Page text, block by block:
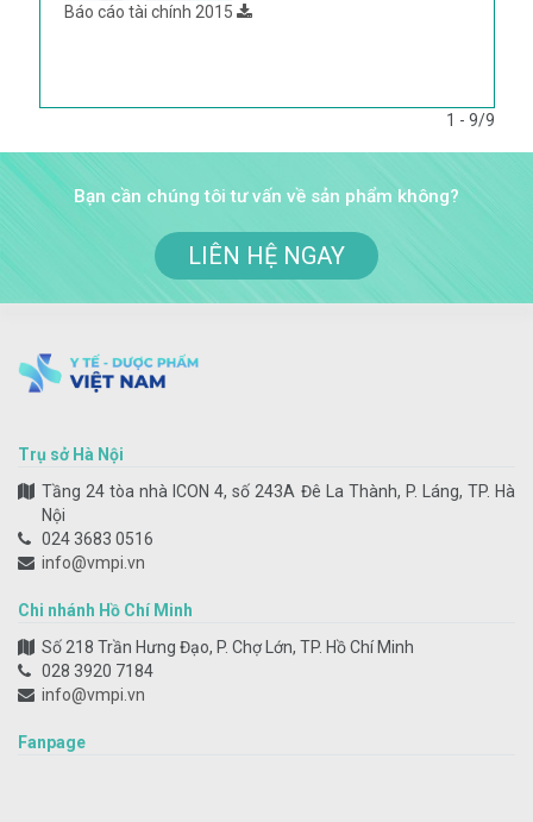
Báo cáo tài chính 2015
1 - 9/9
Bạn cần chúng tôi tư vấn về sản phẩm không?
LIÊN HỆ NGAY
Trụ sở Hà Nội
Tầng 24 tòa nhà ICON 4, số 243A Đê La Thành, P. Láng, TP. Hà
Nội
024 3683 0516
info@vmpi.vn
Chi nhánh Hồ Chí Minh
Số 218 Trần Hưng Đạo, P. Chợ Lớn, TP. Hồ Chí Minh
028 3920 7184
info@vmpi.vn
Fanpage